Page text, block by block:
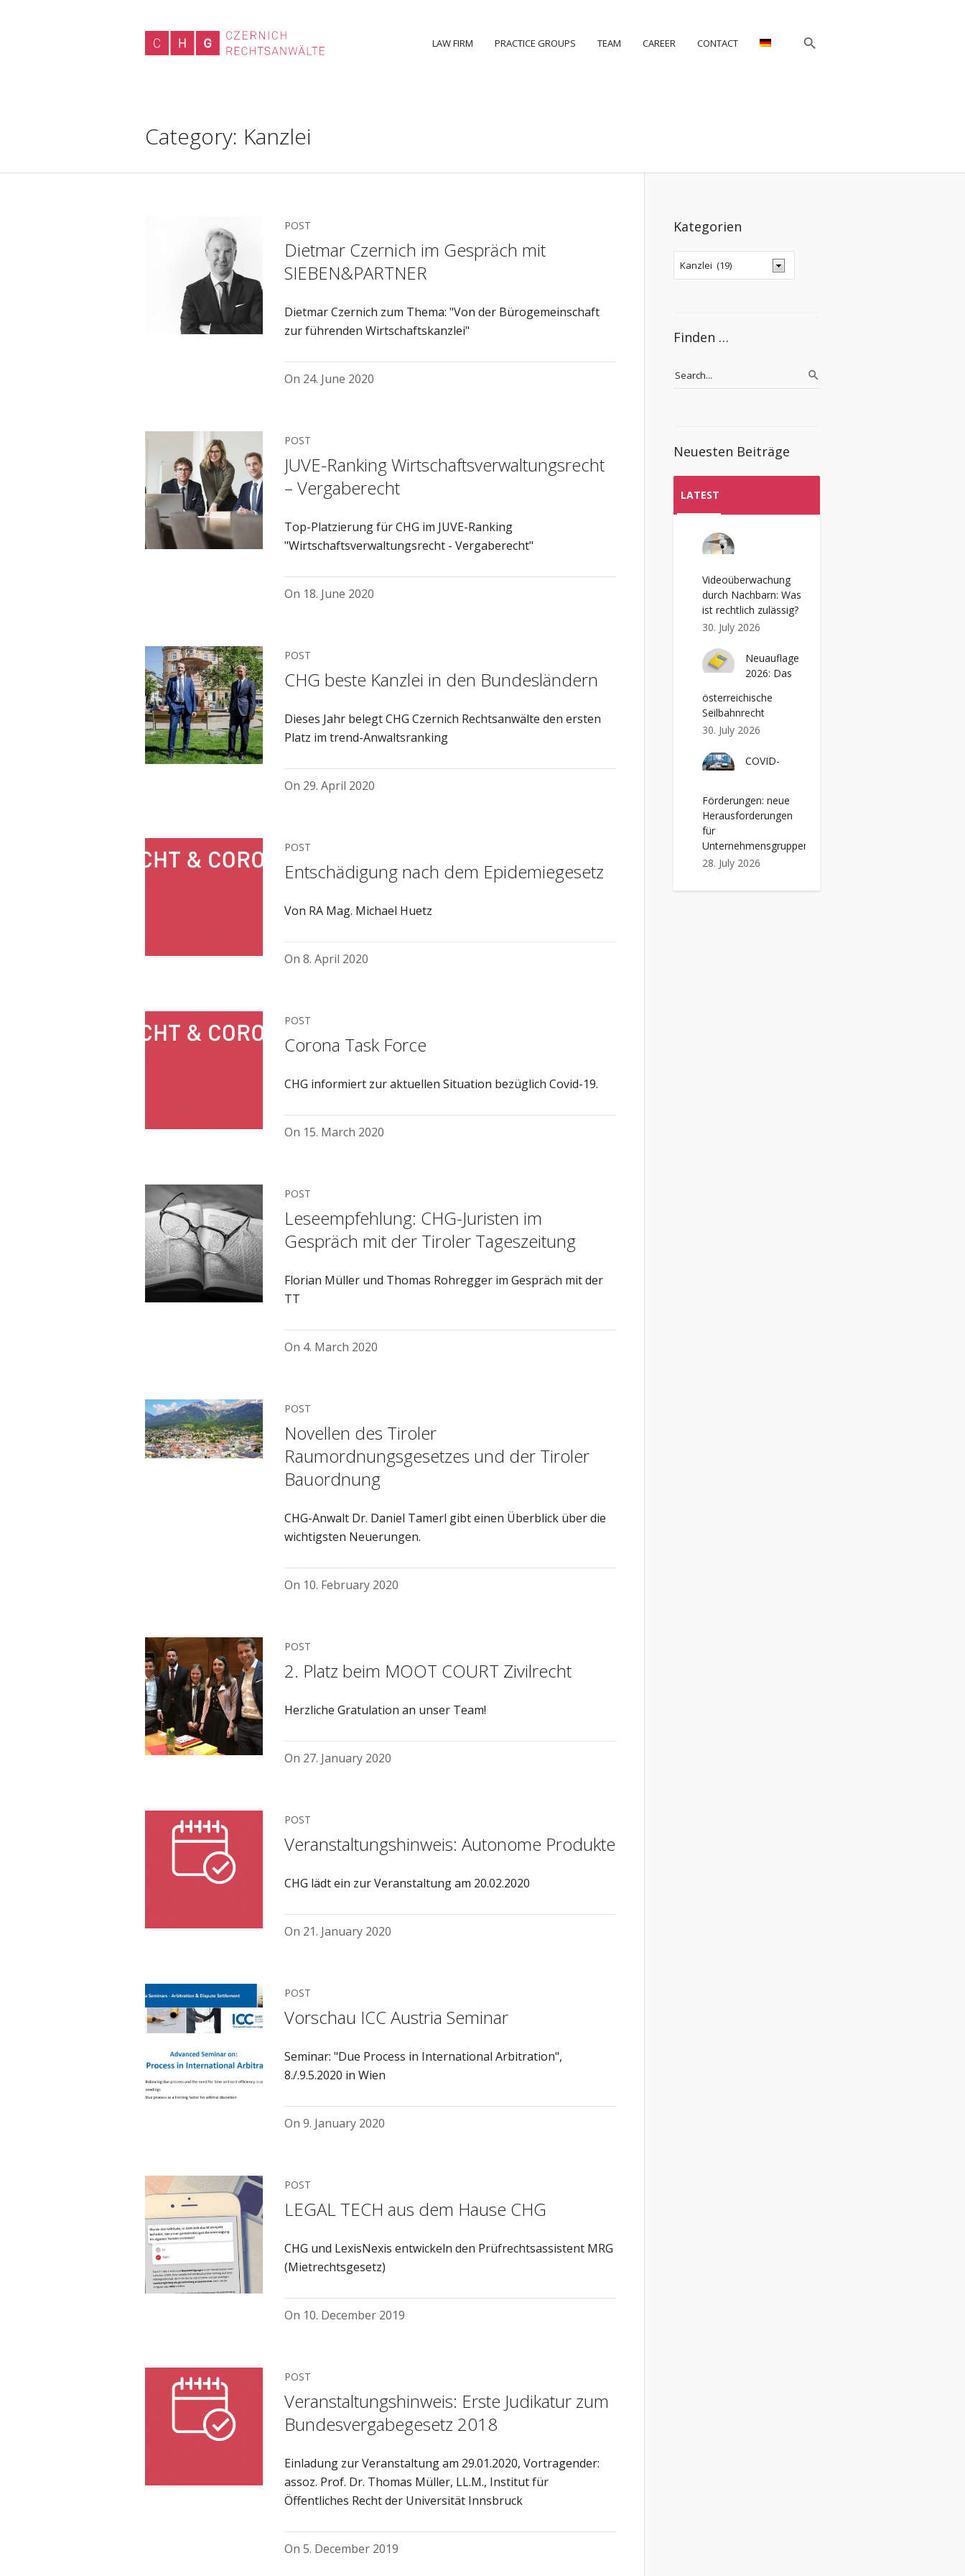
LAW FIRM PRACTICE GROUPS TEAM CAREER CONTACT
Category: Kanzlei
POST
Dietmar Czernich im Gespräch mit
SIEBEN&PARTNER
Dietmar Czernich zum Thema: "Von der Bürogemeinschaft
zur führenden Wirtschaftskanzlei"
On 24. June 2020
POST
JUVE-Ranking Wirtschaftsverwaltungsrecht
– Vergaberecht
Top-Platzierung für CHG im JUVE-Ranking
"Wirtschaftsverwaltungsrecht - Vergaberecht"
On 18. June 2020
POST
CHG beste Kanzlei in den Bundesländern
Dieses Jahr belegt CHG Czernich Rechtsanwälte den ersten
Platz im trend-Anwaltsranking
On 29. April 2020
POST
Entschädigung nach dem Epidemiegesetz
Von RA Mag. Michael Huetz
On 8. April 2020
POST
Corona Task Force
CHG informiert zur aktuellen Situation bezüglich Covid-19.
On 15. March 2020
POST
Leseempfehlung: CHG-Juristen im
Gespräch mit der Tiroler Tageszeitung
Florian Müller und Thomas Rohregger im Gespräch mit der
TT
On 4. March 2020
POST
Novellen des Tiroler
Raumordnungsgesetzes und der Tiroler
Bauordnung
CHG-Anwalt Dr. Daniel Tamerl gibt einen Überblick über die
wichtigsten Neuerungen.
On 10. February 2020
POST
2. Platz beim MOOT COURT Zivilrecht
Herzliche Gratulation an unser Team!
On 27. January 2020
POST
Veranstaltungshinweis: Autonome Produkte
CHG lädt ein zur Veranstaltung am 20.02.2020
On 21. January 2020
POST
Vorschau ICC Austria Seminar
Seminar: "Due Process in International Arbitration",
8./.9.5.2020 in Wien
On 9. January 2020
POST
LEGAL TECH aus dem Hause CHG
CHG und LexisNexis entwickeln den Prüfrechtsassistent MRG
(Mietrechtsgesetz)
On 10. December 2019
POST
Veranstaltungshinweis: Erste Judikatur zum
Bundesvergabegesetz 2018
Einladung zur Veranstaltung am 29.01.2020, Vortragender:
assoz. Prof. Dr. Thomas Müller, LL.M., Institut für
Öffentliches Recht der Universität Innsbruck
On 5. December 2019
Kategorien
Finden …
Neuesten Beiträge
LATEST
Videoüberwachung
durch Nachbarn: Was
ist rechtlich zulässig?
30. July 2026
Neuauflage
2026: Das
österreichische
Seilbahnrecht
30. July 2026
COVID-
Förderungen: neue
Herausforderungen
für
Unternehmensgruppen
28. July 2026